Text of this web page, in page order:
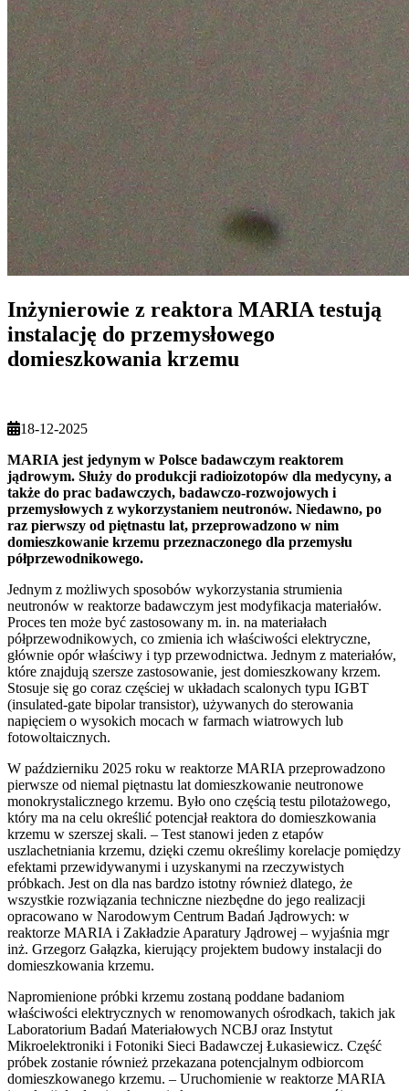
Inżynierowie z reaktora MARIA testują
instalację do przemysłowego
domieszkowania krzemu
18-12-2025
MARIA jest jedynym w Polsce badawczym reaktorem
jądrowym. Służy do produkcji radioizotopów dla medycyny, a
także do prac badawczych, badawczo-rozwojowych i
przemysłowych z wykorzystaniem neutronów. Niedawno, po
raz pierwszy od piętnastu lat, przeprowadzono w nim
domieszkowanie krzemu przeznaczonego dla przemysłu
półprzewodnikowego.
Jednym z możliwych sposobów wykorzystania strumienia
neutronów w reaktorze badawczym jest modyfikacja materiałów.
Proces ten może być zastosowany m. in. na materiałach
półprzewodnikowych, co zmienia ich właściwości elektryczne,
głównie opór właściwy i typ przewodnictwa. Jednym z materiałów,
które znajdują szersze zastosowanie, jest domieszkowany krzem.
Stosuje się go coraz częściej w układach scalonych typu IGBT
(insulated-gate bipolar transistor), używanych do sterowania
napięciem o wysokich mocach w farmach wiatrowych lub
fotowoltaicznych.
W październiku 2025 roku w reaktorze MARIA przeprowadzono
pierwsze od niemal piętnastu lat domieszkowanie neutronowe
monokrystalicznego krzemu. Było ono częścią testu pilotażowego,
który ma na celu określić potencjał reaktora do domieszkowania
krzemu w szerszej skali. – Test stanowi jeden z etapów
uszlachetniania krzemu, dzięki czemu określimy korelacje pomiędzy
efektami przewidywanymi i uzyskanymi na rzeczywistych
próbkach. Jest on dla nas bardzo istotny również dlatego, że
wszystkie rozwiązania techniczne niezbędne do jego realizacji
opracowano w Narodowym Centrum Badań Jądrowych: w
reaktorze MARIA i Zakładzie Aparatury Jądrowej – wyjaśnia mgr
inż. Grzegorz Gałązka, kierujący projektem budowy instalacji do
domieszkowania krzemu.
Napromienione próbki krzemu zostaną poddane badaniom
właściwości elektrycznych w renomowanych ośrodkach, takich jak
Laboratorium Badań Materiałowych NCBJ oraz Instytut
Mikroelektroniki i Fotoniki Sieci Badawczej Łukasiewicz. Część
próbek zostanie również przekazana potencjalnym odbiorcom
domieszkowanego krzemu. – Uruchomienie w reaktorze MARIA